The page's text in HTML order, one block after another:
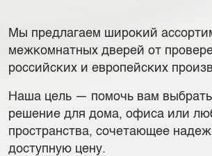
Мы предлагаем широкий
межкомнатных дверей от
российских и европейских
Наша цель — помочь вам
решение для дома, офиса или
пространства, сочетающее
доступную цену.